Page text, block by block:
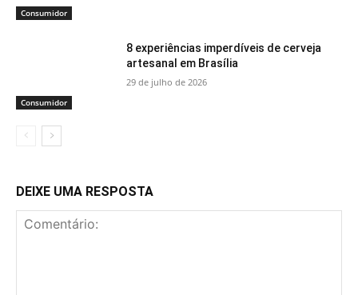
Consumidor
Consumidor
8 experiências imperdíveis de cerveja
artesanal em Brasília
29 de julho de 2026
DEIXE UMA RESPOSTA